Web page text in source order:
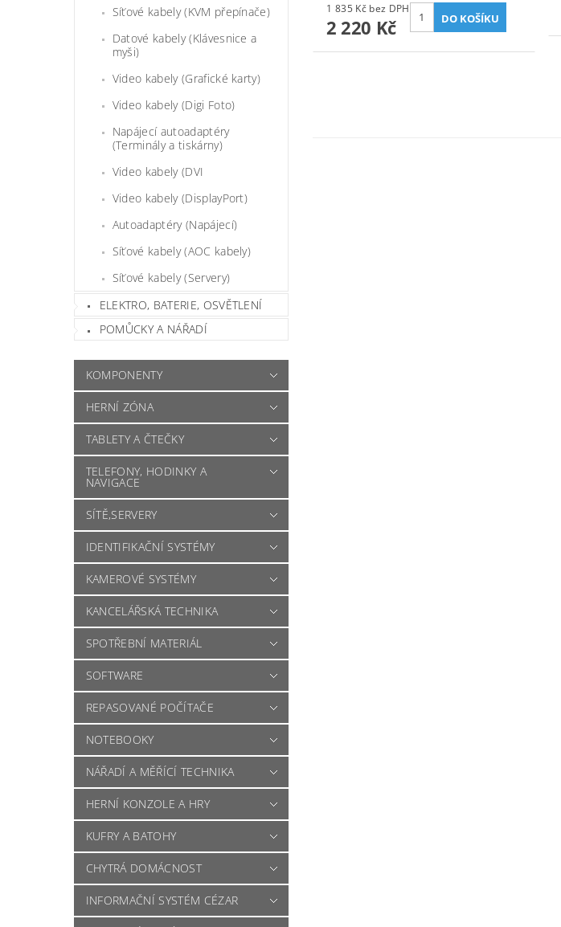
Síťové kabely (KVM přepínače)
Datové kabely (Klávesnice a
myši)
Video kabely (Grafické karty)
Video kabely (Digi Foto)
Napájecí autoadaptéry
(Terminály a tiskárny)
Video kabely (DVI
Video kabely (DisplayPort)
Autoadaptéry (Napájecí)
Síťové kabely (AOC kabely)
Síťové kabely (Servery)
ELEKTRO, BATERIE, OSVĚTLENÍ
POMŮCKY A NÁŘADÍ
KOMPONENTY
HERNÍ ZÓNA
TABLETY A ČTEČKY
TELEFONY, HODINKY A
NAVIGACE
SÍTĚ,SERVERY
IDENTIFIKAČNÍ SYSTÉMY
KAMEROVÉ SYSTÉMY
KANCELÁŘSKÁ TECHNIKA
SPOTŘEBNÍ MATERIÁL
SOFTWARE
REPASOVANÉ POČÍTAČE
NOTEBOOKY
NÁŘADÍ A MĚŘÍCÍ TECHNIKA
HERNÍ KONZOLE A HRY
KUFRY A BATOHY
CHYTRÁ DOMÁCNOST
INFORMAČNÍ SYSTÉM CÉZAR
1 835 Kč bez DPH
2 220 Kč